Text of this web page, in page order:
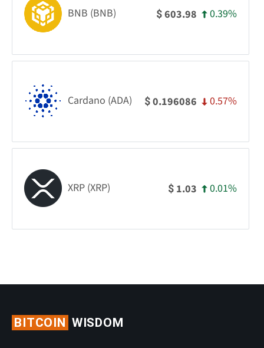
BNB (BNB) $603.98 0.39%
Cardano (ADA) $0.196086 0.57%
XRP (XRP) $ 1.03 0.01%
BITCOIN WISDOM